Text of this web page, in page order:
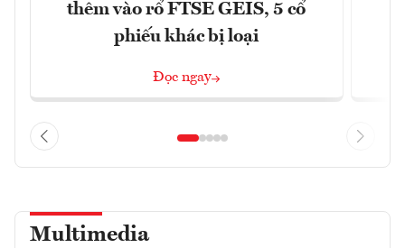
thêm vào rổ FTSE GEIS, 5 cổ
phiếu khác bị loại
Đọc ngay
Multimedia